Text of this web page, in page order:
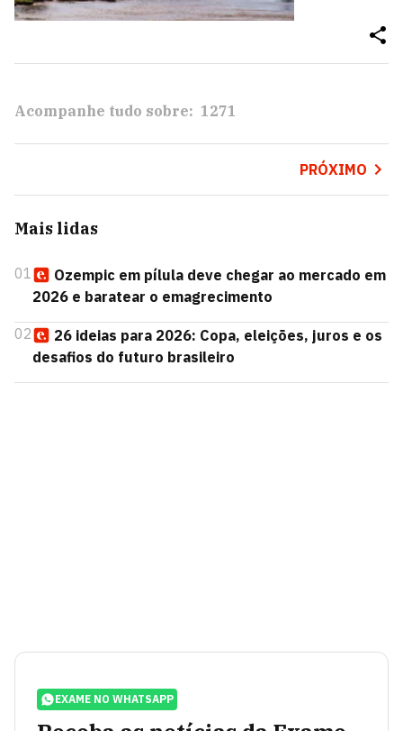
Acompanhe tudo sobre: 1271
PRÓXIMO
Mais lidas
01
Ozempic em pílula deve chegar ao mercado em
2026 e baratear o emagrecimento
02
26 ideias para 2026: Copa, eleições, juros e os
desafios do futuro brasileiro
EXAME NO WHATSAPP